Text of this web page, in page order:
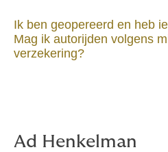
Ik ben geopereerd en heb
Mag ik autorijden volgens
verzekering?
Ad Henkelman